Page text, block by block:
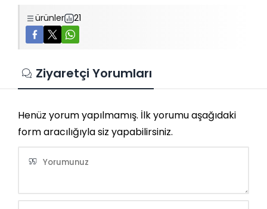
ürünler 21
Ziyaretçi Yorumları
Henüz yorum yapılmamış. İlk yorumu aşağıdaki
form aracılığıyla siz yapabilirsiniz.